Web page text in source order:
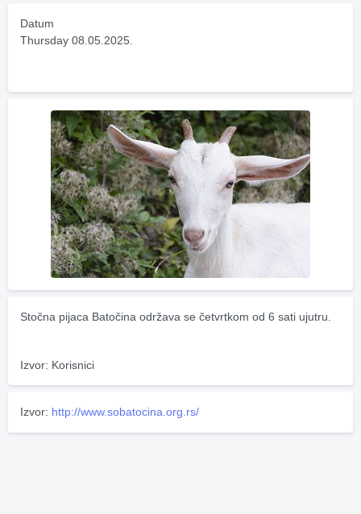
Datum
Thursday 08.05.2025.
Stočna pijaca Batočina održava se četvrtkom od 6 sati ujutru.
Izvor: Korisnici
Izvor: http://www.sobatocina.org.rs/